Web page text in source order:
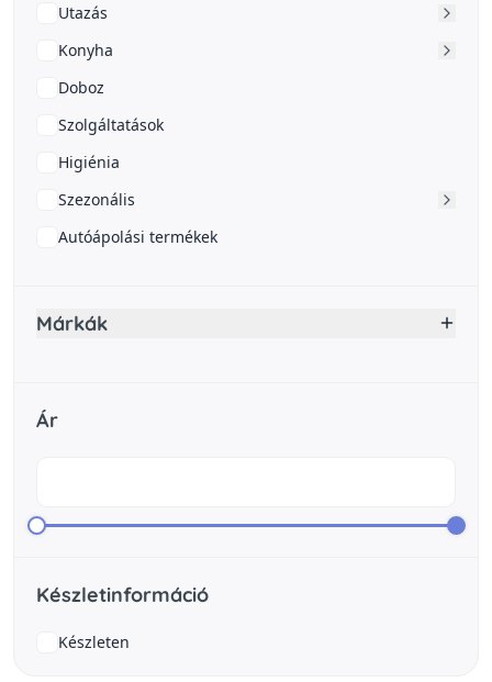
Utazás
Konyha
Doboz
Szolgáltatások
Higiénia
Szezonális
Autóápolási termékek
Márkák
Ár
Készletinformáció
Készleten